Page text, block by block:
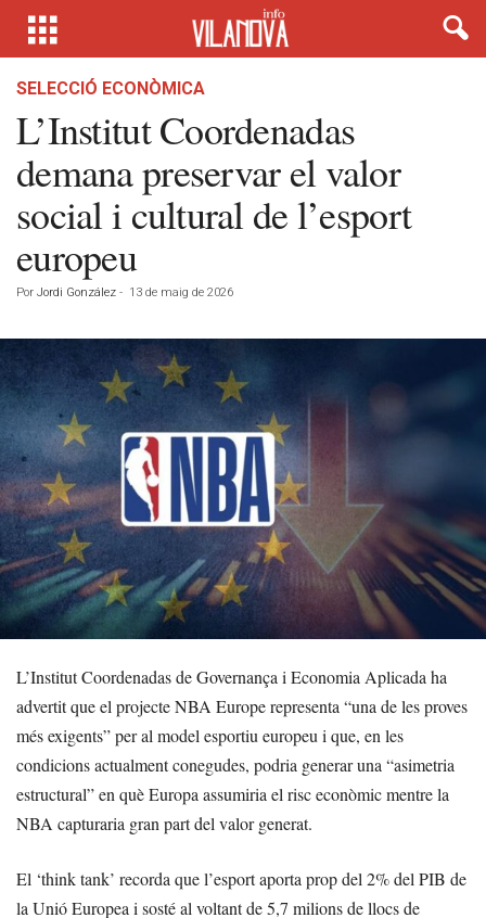
SELECCIÓ ECONÒMICA
L’Institut Coordenadas
demana preservar el valor
social i cultural de l’esport
europeu
Por Jordi González - 13 de maig de 2026
L’Institut Coordenadas de Governança i Economia Aplicada ha
advertit que el projecte NBA Europe representa “una de les proves
més exigents” per al model esportiu europeu i que, en les
condicions actualment conegudes, podria generar una “asimetria
estructural” en què Europa assumiria el risc econòmic mentre la
NBA capturaria gran part del valor generat.
El ‘think tank’ recorda que l’esport aporta prop del 2% del PIB de
la Unió Europea i sosté al voltant de 5,7 milions de llocs de